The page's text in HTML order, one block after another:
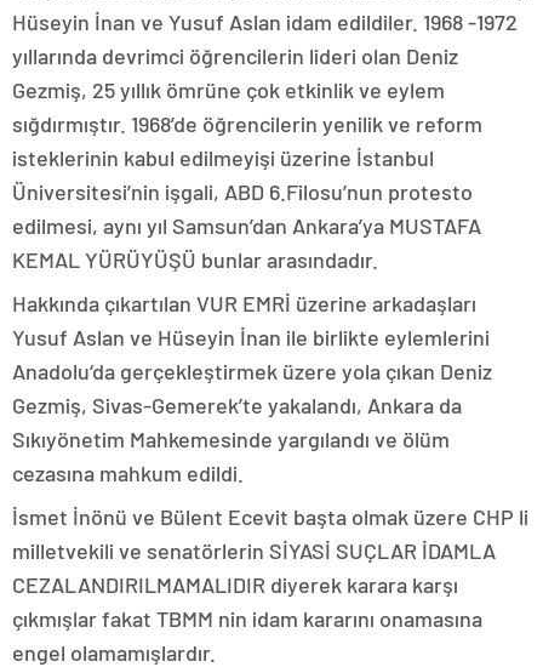
Hüseyin İnan ve Yusuf Aslan idam edildiler. 1968 -1972
yıllarında devrimci öğrencilerin lideri olan Deniz
Gezmiş, 25 yıllık ömrüne çok etkinlik ve eylem
sığdırmıştır. 1968’de öğrencilerin yenilik ve reform
isteklerinin kabul edilmeyişi üzerine İstanbul
Üniversitesi’nin işgali, ABD 6.Filosu’nun protesto
edilmesi, aynı yıl Samsun’dan Ankara’ya MUSTAFA
KEMAL YÜRÜYÜŞÜ bunlar arasındadır.
Hakkında çıkartılan VUR EMRİ üzerine arkadaşları
Yusuf Aslan ve Hüseyin İnan ile birlikte eylemlerini
Anadolu‘da gerçekleştirmek üzere yola çıkan Deniz
Gezmiş, Sivas-Gemerek’te yakalandı, Ankara da
Sıkıyönetim Mahkemesinde yargılandı ve ölüm
cezasına mahkum edildi.
İsmet İnönü ve Bülent Ecevit başta olmak üzere CHP li
milletvekili ve senatörlerin SİYASİ SUÇLAR İDAMLA
CEZALANDIRILMAMALIDIR diyerek karara karşı
çıkmışlar fakat TBMM nin idam kararını onamasına
engel olamamışlardır.